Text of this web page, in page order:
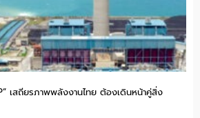
เสถียรภาพพลังงานไทย ต้องเดินหน้าคู่สิ่ง